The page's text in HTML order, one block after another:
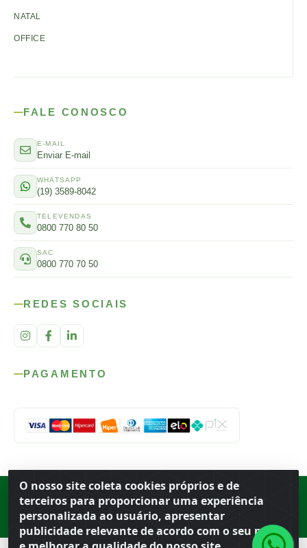
O nosso site coleta cookies próprios e de
terceiros para proporcionar uma experiência
personalizada ao usuário, apresentar
publicidade relevante de acordo com o seu perfil
NATAL
OFFICE
FALE CONOSCO
E-MAIL
Enviar E-mail
WHATSAPP
(19) 3589-8042
TELEVENDAS
0800 770 80 50
SAC
0800 770 70 50
REDES SOCIAIS
PAGAMENTO
Rod. SP-215, s/n, km 98 — Área Rural Porto Ferreira ·BR
· CEP
· CNPJ 56.679.863/0001-91
© 2026 Atacado Ideal